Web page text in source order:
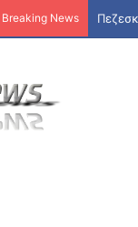
Breaking News